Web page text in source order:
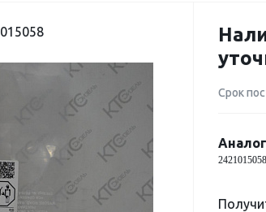
Срок
2421015058